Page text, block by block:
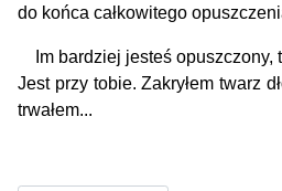
do końca całkowitego
Im bardziej jesteś opuszczony,
Jest przy tobie. Zakryłem twarz
trwałem...